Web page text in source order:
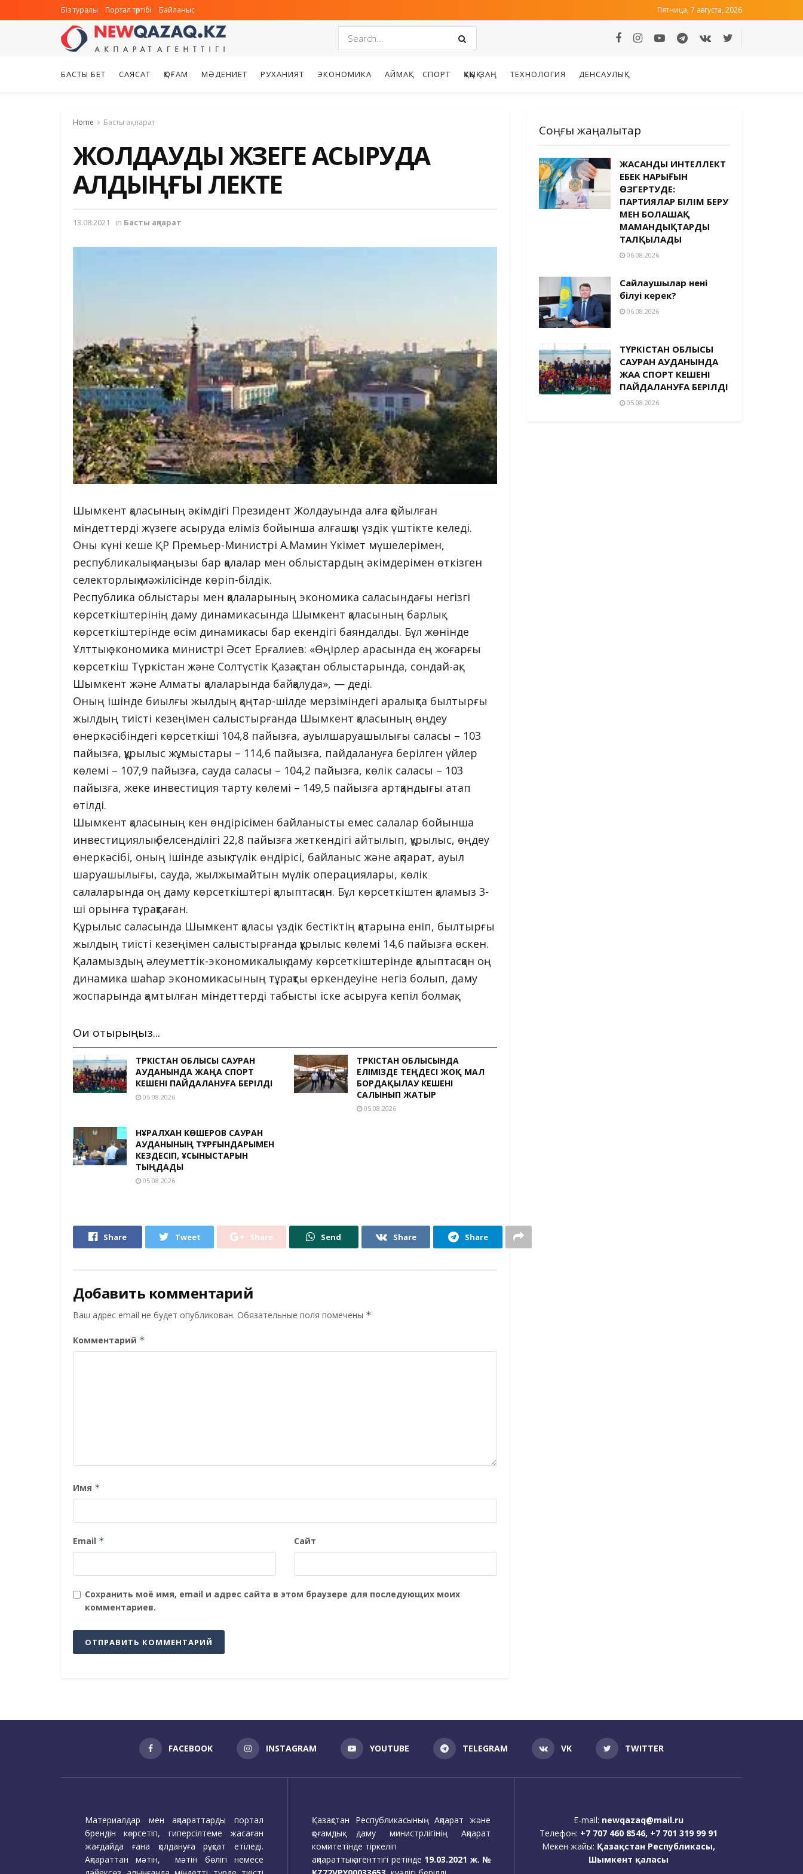
Біз туралы Портал тәртібі Байланыс Пятница, 7 августа, 2026
БАСТЫ БЕТ САЯСАТ ҚОҒАМ МӘДЕНИЕТ РУХАНИЯТ ЭКОНОМИКА АЙМАҚ СПОРТ ҚҰҚЫҚ-ЗАҢ ТЕХНОЛОГИЯ ДЕНСАУЛЫҚ
Home Басты ақпарат
ЖОЛДАУДЫ ЖҮЗЕГЕ АСЫРУДА
АЛДЫҢҒЫ ЛЕКТЕ
13.08.2021 in Басты ақпарат
Шымкент қаласының әкімдігі Президент Жолдауында алға қойылған
міндеттерді жүзеге асыруда еліміз бойынша алғашқы үздік үштікте келеді.
Оны күні кеше ҚР Премьер-Министрі А.Мамин Үкімет мүшелерімен,
республикалық маңызы бар қалалар мен облыстардың әкімдерімен өткізген
селекторлық мәжілісінде көріп-білдік.
Республика облыстары мен қалаларының экономика саласындағы негізгі
көрсеткіштерінің даму динамикасында Шымкент қаласының барлық
көрсеткіштерінде өсім динамикасы бар екендігі баяндалды. Бұл жөнінде
Ұлттық экономика министрі Әсет Ерғалиев: «Өңірлер арасында ең жоғарғы
көрсеткіш Түркістан және Солтүстік Қазақстан облыстарында, сондай-ақ
Шымкент және Алматы қалаларында байқалуда», — деді.
Оның ішінде биылғы жылдың қаңтар-шілде мерзіміндегі аралықта былтырғы
жылдың тиісті кезеңімен салыстырғанда Шымкент қаласының өңдеу
өнеркәсібіндегі көрсеткіші 104,8 пайызға, ауылшаруашылығы саласы – 103
пайызға, құрылыс жұмыстары – 114,6 пайызға, пайдалануға берілген үйлер
көлемі – 107,9 пайызға, сауда саласы – 104,2 пайызға, көлік саласы – 103
пайызға, жеке инвестиция тарту көлемі – 149,5 пайызға артқандығы атап
өтілді.
Шымкент қаласының кен өндірісімен байланысты емес салалар бойынша
инвестициялық белсенділігі 22,8 пайызға жеткендігі айтылып, құрылыс, өңдеу
өнеркәсібі, оның ішінде азық-түлік өндірісі, байланыс және ақпарат, ауыл
шаруашылығы, сауда, жылжымайтын мүлік операциялары, көлік
салаларында оң даму көрсеткіштері қалыптасқан. Бұл көрсеткіштен қаламыз 3-
ші орынға тұрақтаған.
Құрылыс саласында Шымкент қаласы үздік бестіктің қатарына еніп, былтырғы
жылдың тиісті кезеңімен салыстырғанда құрылыс көлемі 14,6 пайызға өскен.
Қаламыздың әлеуметтік-экономикалық даму көрсеткіштерінде қалыптасқан оң
динамика шаһар экономикасының тұрақты өркендеуіне негіз болып, даму
жоспарында қамтылған міндеттерді табысты іске асыруға кепіл болмақ.
Оқи отырыңыз...
ТҮРКІСТАН ОБЛЫСЫ САУРАН
АУДАНЫНДА ЖАҢА СПОРТ
КЕШЕНІ ПАЙДАЛАНУҒА БЕРІЛДІ
05.08.2026
ТҮРКІСТАН ОБЛЫСЫНДА
ЕЛІМІЗДЕ ТЕҢДЕСІ ЖОҚ МАЛ
БОРДАҚЫЛАУ КЕШЕНІ
САЛЫНЫП ЖАТЫР
05.08.2026
НҰРАЛХАН КӨШЕРОВ САУРАН
АУДАНЫНЫҢ ТҰРҒЫНДАРЫМЕН
КЕЗДЕСІП, ҰСЫНЫСТАРЫН
ТЫҢДАДЫ
05.08.2026
Share Tweet Share Send Share Share
Добавить комментарий
Ваш адрес email не будет опубликован. Обязательные поля помечены *
Комментарий *
Имя *
Email * Сайт
Сохранить моё имя, email и адрес сайта в этом браузере для последующих моих
комментариев.
Соңғы жаңалықтар
ЖАСАНДЫ ИНТЕЛЛЕКТ
ЕҢБЕК НАРЫҒЫН
ӨЗГЕРТУДЕ:
ПАРТИЯЛАР БІЛІМ БЕРУ
МЕН БОЛАШАҚ
МАМАНДЫҚТАРДЫ
ТАЛҚЫЛАДЫ
06.08.2026
Сайлаушылар нені
білуі керек?
06.08.2026
ТҮРКІСТАН ОБЛЫСЫ
САУРАН АУДАНЫНДА
ЖАҢА СПОРТ КЕШЕНІ
ПАЙДАЛАНУҒА БЕРІЛДІ
05.08.2026
FACEBOOK INSTAGRAM YOUTUBE TELEGRAM VK TWITTER
Материалдар мен ақпараттарды портал
брендін көрсетіп, гиперсілтеме жасаған
жағдайда ғана қолдануға рұқсат етіледі.
Ақпараттан мәтін, мәтін бөлігі немесе
Қазақстан Республикасының Ақпарат және
қоғамдық даму министрлігінің Ақпарат
комитетінде тіркеліп
ақпараттық агенттігі ретінде 19.03.2021 ж. №
E-mail: newqazaq@mail.ru
Телефон: +7 707 460 8546, +7 701 319 99 91
Мекен жайы: Қазақстан Республикасы,
Шымкент қаласы